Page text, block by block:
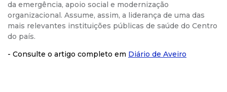
da emergência, apoio social e modernização
organizacional. Assume, assim, a liderança de uma das
mais relevantes instituições públicas de saúde do Centro
do país.
- Consulte o artigo completo em Diário de Aveiro